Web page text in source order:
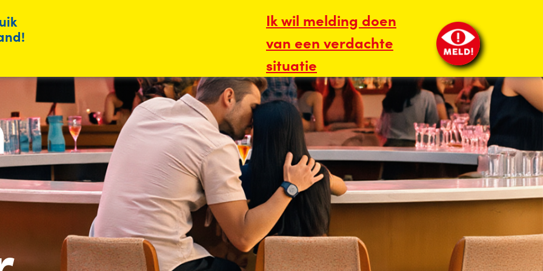
Ik wil melding doen
van een verdachte
situatie